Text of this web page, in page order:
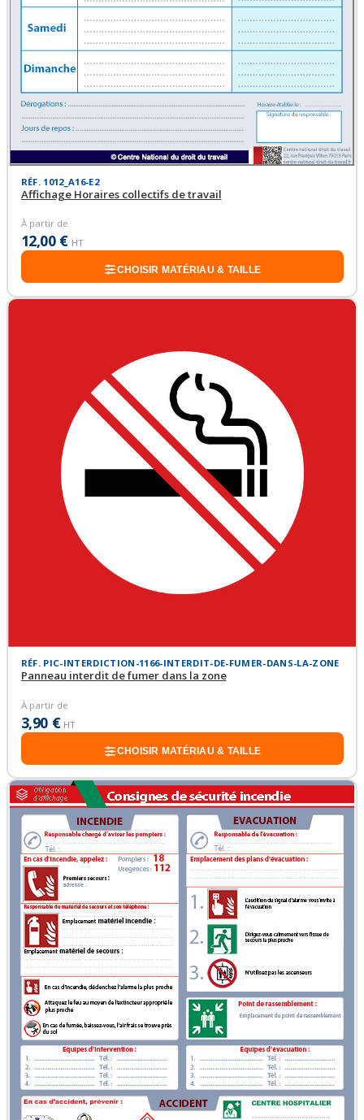
RÉF. 1012_A16-E2
Affichage Horaires collectifs de travail
À partir de
12,00 € HT
CHOISIR MATÉRIAU & TAILLE
RÉF. PIC-INTERDICTION-1166-INTERDIT-DE-FUMER-DANS-LA-ZONE
Panneau interdit de fumer dans la zone
À partir de
3,90 € HT
CHOISIR MATÉRIAU & TAILLE